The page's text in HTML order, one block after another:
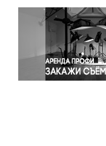
Светская
Спорт
Экология
Экономика и